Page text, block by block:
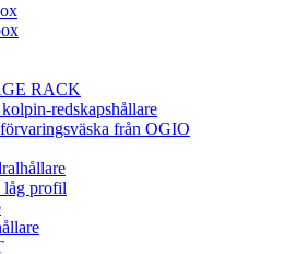
RACK
redskapshållare
från OGIO
profil